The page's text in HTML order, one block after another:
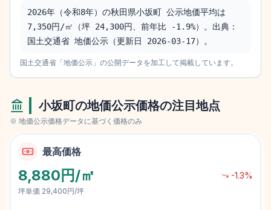
2026年（令和8年）の秋田県小坂町 公示地価平均は
7,350円/㎡（坪 24,300円、前年比 -1.9%）。出典：
国土交通省 地価公示（更新日 2026-03-17）。
国土交通省「地価公示」の公開データを加工して掲載しています。
小坂町の地価公示価格の注目地点
※ 地価公示価格データに基づく価格のみ
最高価格
8,880円/㎡ -1.3%
坪単価 29,400円/坪